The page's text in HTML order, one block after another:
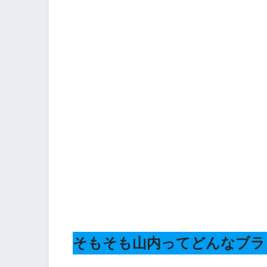
そもそも山内ってどんなブ